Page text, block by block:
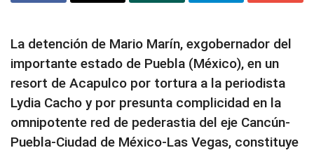
La detención de Mario Marín, exgobernador del
importante estado de Puebla (México), en un
resort de Acapulco por tortura a la periodista
Lydia Cacho y por presunta complicidad en la
omnipotente red de pederastia del eje Cancún-
Puebla-Ciudad de México-Las Vegas, constituye